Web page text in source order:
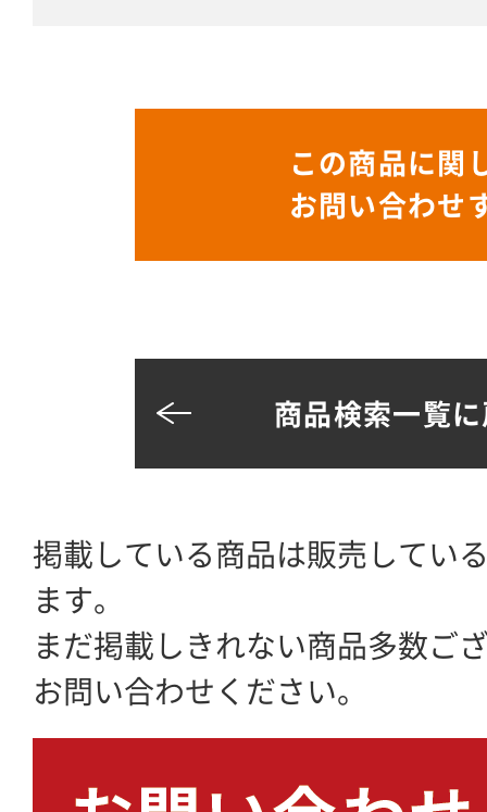
この商品に関
お問い合わせ
商品検索一覧
掲載している商品は販売してい
ます。
まだ掲載しきれない商品多数ご
お問い合わせください。